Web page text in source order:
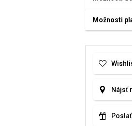
Možnosti
Nájsť